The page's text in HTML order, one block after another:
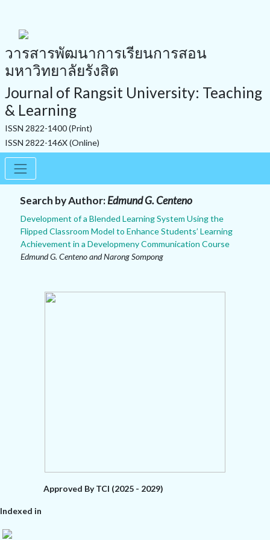
วารสารพัฒนาการเรียนการสอน
มหาวิทยาลัยรังสิต
Journal of Rangsit University: Teaching
& Learning
ISSN 2822-1400 (Print)
ISSN 2822-146X (Online)
Search by Author:Edmund G. Centeno
Development of a Blended Learning System Using the
Flipped Classroom Model to Enhance Students’ Learning
Achievement in a Developmeny Communication Course
Edmund G. Centeno and Narong Sompong
Approved By TCI (2025 - 2029)
Indexed in